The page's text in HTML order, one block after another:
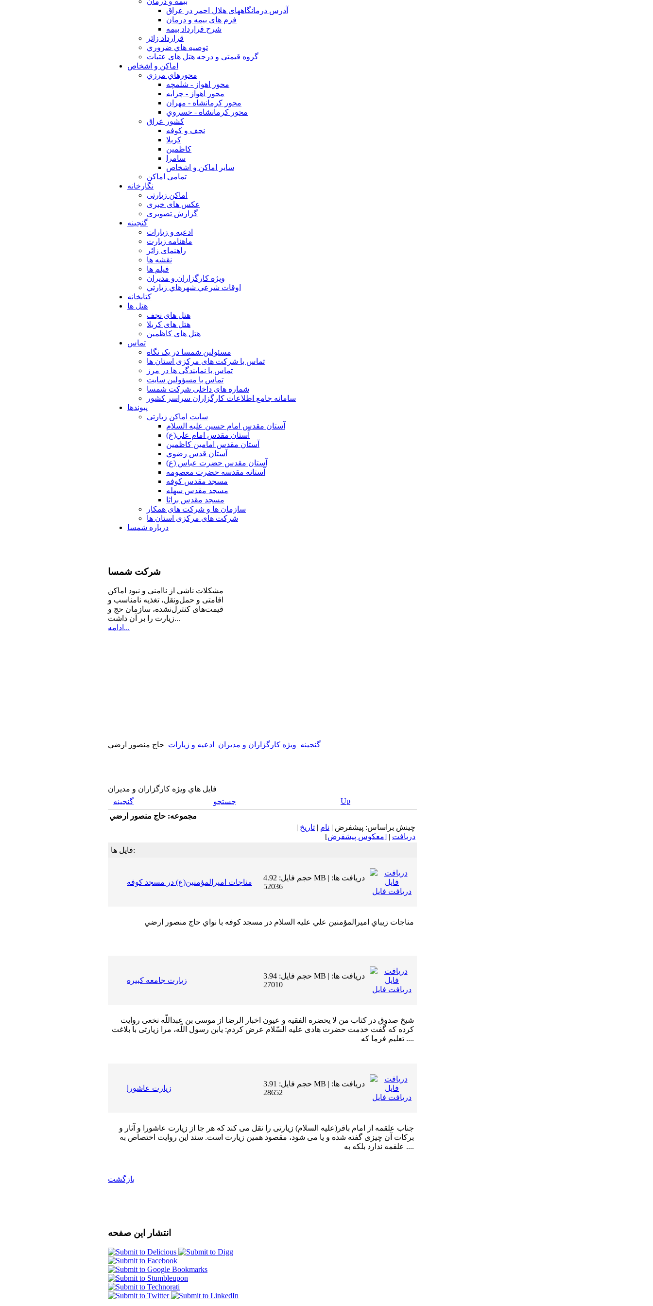
آدرس درمانگاههای هلال احمر در عراق
فرم های بیمه و درمان
شرح قرارداد بیمه
قرارداد زائر
توصيه هاي ضروري
گروه قیمتی و درجه هتل های عتبات
اماکن و اشخاص
محورهاي مرزي
محور اهواز - شلمچه
محور اهواز - چزابه
محور كرمانشاه - مهران
محور كرمانشاه - خسروي
كشور عراق
نجف و كوفه
كربلا
كاظمين
سامرا
ساير اماكن و اشخاص
تمامی اماکن
نگارخانه
اماکن زیارتی
عکس های خبری
گزارش تصویری
گنجینه
ادعیه و زیارات
ماهنامه زیارت
راهنمای زائر
نقشه ها
فیلم ها
ويژه كارگزاران و مديران
اوقات شرعي شهرهاي زيارتي
کتابخانه
هتل ها
هتل های نجف
هتل های کربلا
هتل های کاظمین
تماس
مسئولین شمسا در یک نگاه
تماس با شرکت های مرکزی استان ها
تماس با نمایندگی ها در مرز
تماس با مسؤولین سایت
شماره های داخلی شرکت شمسا
سامانه جامع اطلاعات کارگزاران سراسر کشور
پیوندها
سایت اماکن زیارتی
آستان مقدس امام حسين عليه السلام
آستان مقدس امام علي(ع)
آستان مقدس امامين كاظمين
آستان قدس رضوي
آستان مقدس حضرت عباس (ع)
آستانه مقدسه حضرت معصومه
مسجد مقدس كوفه
مسجد مقدس سهله
مسجد مقدس براثا
سازمان ها و شرکت های همکار
شرکت های مرکزی استان ها
درباره شمسا
شرکت شمسا
مشكلات ناشی از ناامنی و نبود اماكن
اقامتی و حمل‌ونقل، تغذیه‌ نامناسب و
قیمت‌های كنترل‌نشده، سازمان حج و
زیارت را بر آن داشت...
ادامه...
گنجینه ويژه كارگزاران و مديران ادعیه و زیارات حاج منصور ارضي
فايل هاي ويژه كارگزاران و مديران
گنجینه
جستجو
Up
مجموعه: حاج منصور ارضي
چينش براساس: پيشفرض | نام | تاريخ |
دريافت | [معكوس پيشفرض]
فایل ها:
مناجات اميرالمؤمنين(ع) در مسجد كوفه
حجم فایل: 4.92 MB | دریافت ها:
52036
دریافت فایل
مناجات زيباي اميرالمؤمنين علي عليه السلام در مسجد كوفه با نواي حاج منصور ارضي
زيارت جامعه كبيره
حجم فایل: 3.94 MB | دریافت ها:
27010
دریافت فایل
شيخ صدوق در كتاب من لا يحضره الفقيه و عيون اخبار الرضا از موسى بن عبداللّه نخعى روايت
كرده كه گفت‏ خدمت حضرت هادى عليه السّلام عرض كردم: يابن رسول اللّه، مرا زيارتى با بلاغت
تعليم فرما كه ....
زيارت عاشورا
حجم فایل: 3.91 MB | دریافت ها:
28652
دریافت فایل
جناب علقمه از امام باقر(علیه السلام) زیارتى را نقل مى کند که هر جا از زیارت عاشورا و آثار و
برکات آن چیزى گفته شده و یا مى شود، مقصود همین زیارت است. سند این روایت اختصاص به
علقمه ندارد بلکه به ....
بازگشت
انتشار این صفحه